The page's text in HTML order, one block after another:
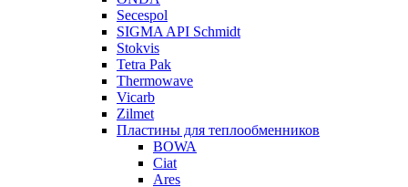
Secespol
SIGMA API Schmidt
Stokvis
Tetra Pak
Thermowave
Vicarb
Zilmet
Пластины для теплообменников
BOWA
Ciat
Ares